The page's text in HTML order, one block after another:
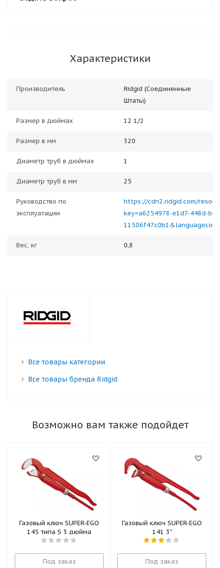
Характеристики
Производитель
Ridgid (Соединенные
Штаты)
Размер в дюймах 12 1/2
Размер в мм 320
Диаметр труб в дюймах 1
Диаметр труб в мм 25
Руководство по
эксплуатации
https://cdn2.ridgid.com/
key=a6254978-e1d7-448d-
Вес, кг 0,8
Все товары категории
Все товары бренда Ridgid
Возможно вам также подойдет
Газовый ключ SUPER-EGO
145 типа S 3 дюйма
Под заказ
Газовый ключ SUPER-EGO
141 3"
Под заказ